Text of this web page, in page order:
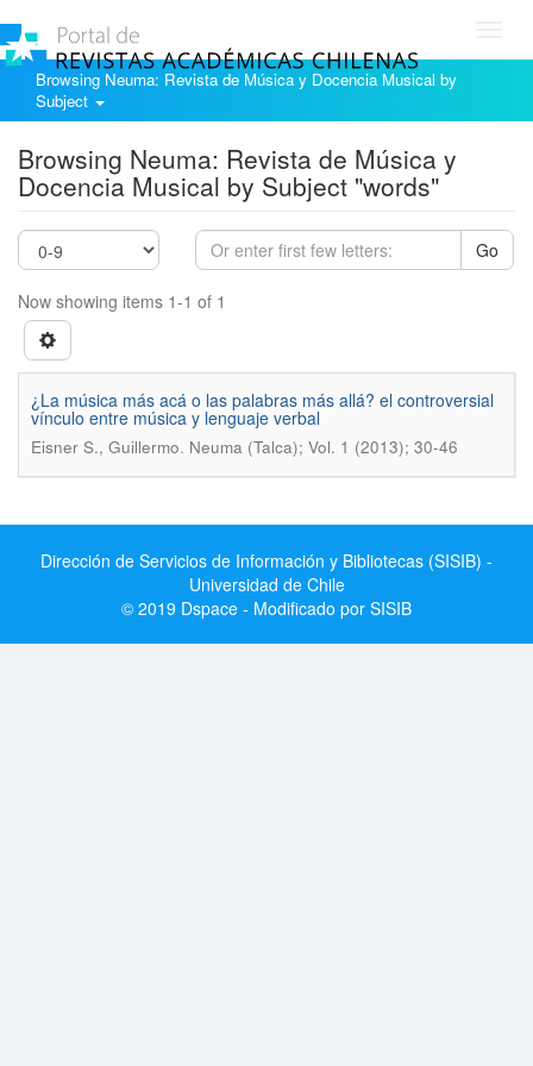
Browsing Neuma: Revista de Música y Docencia Musical by
Subject
Browsing Neuma: Revista de Música y
Docencia Musical by Subject "words"
Go
Now showing items 1-1 of 1
¿La música más acá o las palabras más allá? el controversial
vínculo entre música y lenguaje verbal
Eisner S., Guillermo. Neuma (Talca); Vol. 1 (2013); 30-46
Dirección de Servicios de Información y Bibliotecas (SISIB) -
Universidad de Chile
© 2019 Dspace - Modificado por SISIB